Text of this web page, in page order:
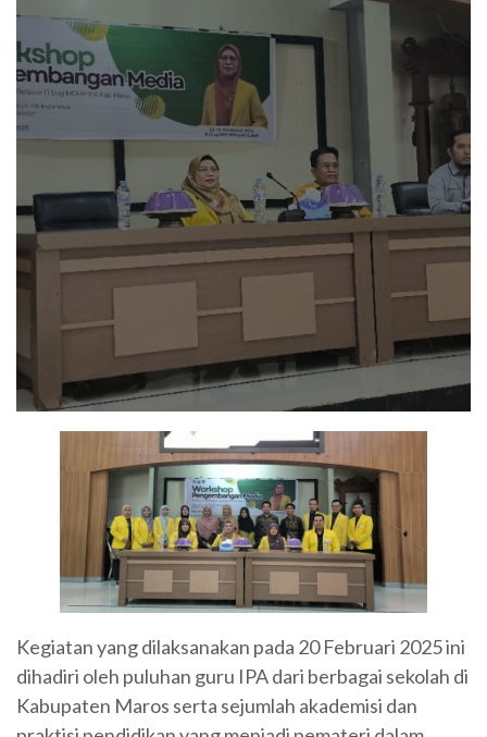
Kegiatan yang dilaksanakan pada 20 Februari 2025 ini
dihadiri oleh puluhan guru IPA dari berbagai sekolah di
Kabupaten Maros serta sejumlah akademisi dan